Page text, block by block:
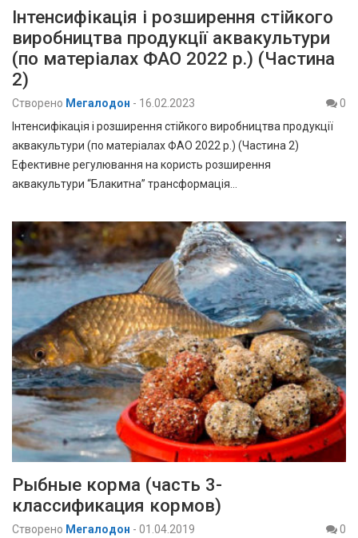
Інтенсифікація і розширення стійкого
виробництва продукції аквакультури
(по матеріалах ФАО 2022 р.) (Частина
2)
Створено Мегалодон - 16.02.2023
0
Інтенсифікація і розширення стійкого виробництва продукції
аквакультури (по матеріалах ФАО 2022 р.) (Частина 2)
Ефективне регулювання на користь розширення
аквакультури “Блакитна” трансформація…
Рыбные корма (часть 3-
классификация кормов)
Створено Мегалодон - 01.04.2019 0